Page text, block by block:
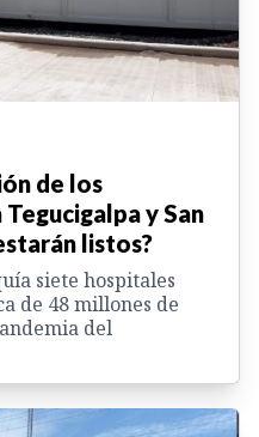
de los
y San
listos?
siete hospitales
de 48 millones de
del